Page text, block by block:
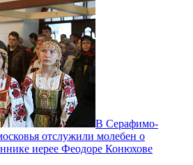
В Серафимо-
отслужили молебен о
иерее Феодоре Конюхове